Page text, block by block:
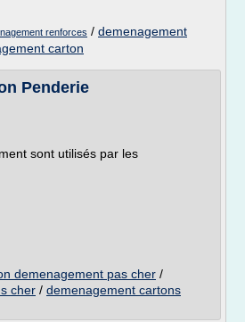
renforces / demenagement
carton
Penderie
sont utilisés par les
demenagement pas cher /
cher / demenagement cartons